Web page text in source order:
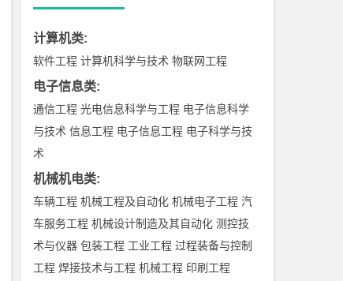
计算机类:
软件工程 计算机科学与技术 物联网工程
电子信息类:
通信工程 光电信息科学与工程 电子信息科学
与技术 信息工程 电子信息工程 电子科学与技
术
机械机电类:
车辆工程 机械工程及自动化 机械电子工程 汽
车服务工程 机械设计制造及其自动化 测控技
术与仪器 包装工程 工业工程 过程装备与控制
工程 焊接技术与工程 机械工程 印刷工程